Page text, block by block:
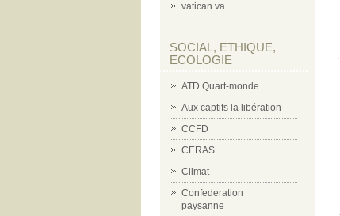
vatican.va
SOCIAL, ETHIQUE,
ECOLOGIE
ATD Quart-monde
Aux captifs la libération
CCFD
CERAS
Climat
Confederation
paysanne